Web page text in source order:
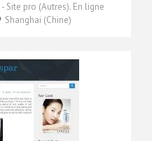
- Site pro (Autres). En ligne
Shanghai (Chine)